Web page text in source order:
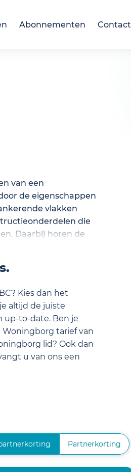
Abonnementen Contact
van een
de eigenschappen
vlakken
die
Daarbij horen de
Kies dan het
altijd de juiste
up-to-date. Ben je
tarief van
lid? Ook dan
u van ons een
Partnerkorting